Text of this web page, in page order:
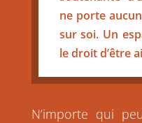
ne porte
sur soi. Un
le droit d’être
N’importe qui